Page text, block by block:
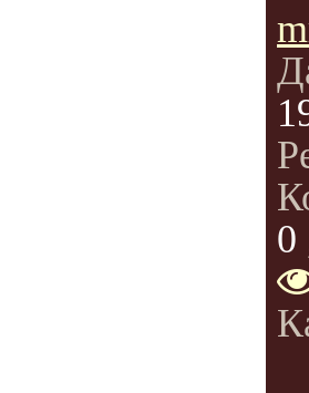
0